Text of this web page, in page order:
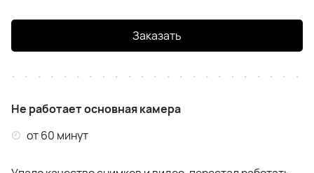
Заказать
Не работает основная камера
от 60 минут